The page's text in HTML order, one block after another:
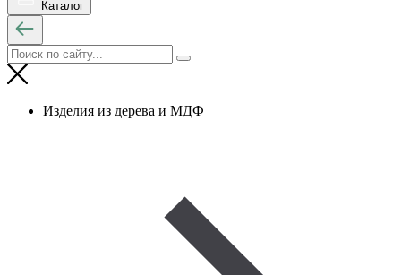
Каталог
Изделия из дерева и МДФ